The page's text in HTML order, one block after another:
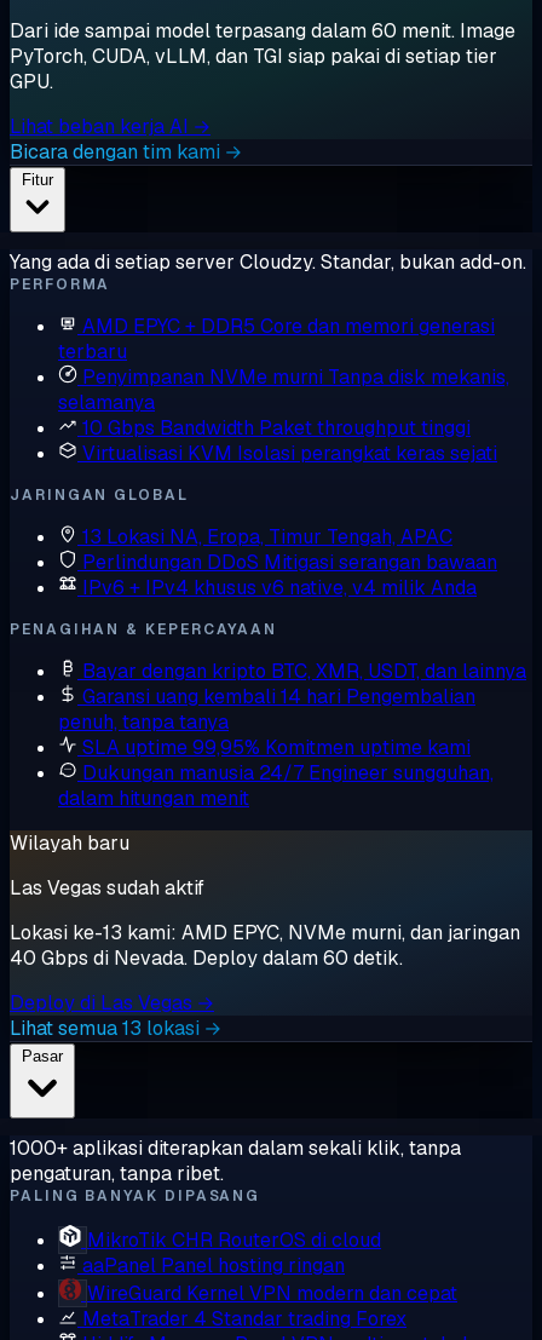
Dari ide sampai model terpasang dalam 60 menit. Image
PyTorch, CUDA, vLLM, dan TGI siap pakai di setiap tier
GPU.
Lihat beban kerja AI →
Bicara dengan tim kami →
Fitur
Yang ada di setiap server Cloudzy. Standar, bukan add-on.
PERFORMA
AMD EPYC + DDR5 Core dan memori generasi
terbaru
Penyimpanan NVMe murni Tanpa disk mekanis,
selamanya
10 Gbps Bandwidth Paket throughput tinggi
Virtualisasi KVM Isolasi perangkat keras sejati
JARINGAN GLOBAL
13 Lokasi NA, Eropa, Timur Tengah, APAC
Perlindungan DDoS Mitigasi serangan bawaan
IPv6 + IPv4 khusus v6 native, v4 milik Anda
PENAGIHAN & KEPERCAYAAN
Bayar dengan kripto BTC, XMR, USDT, dan lainnya
Garansi uang kembali 14 hari Pengembalian
penuh, tanpa tanya
SLA uptime 99,95% Komitmen uptime kami
Dukungan manusia 24/7 Engineer sungguhan,
dalam hitungan menit
Wilayah baru
Las Vegas sudah aktif
Lokasi ke-13 kami: AMD EPYC, NVMe murni, dan jaringan
40 Gbps di Nevada. Deploy dalam 60 detik.
Deploy di Las Vegas →
Lihat semua 13 lokasi →
Pasar
1000+ aplikasi diterapkan dalam sekali klik, tanpa
pengaturan, tanpa ribet.
PALING BANYAK DIPASANG
MikroTik CHR RouterOS di cloud
aaPanel Panel hosting ringan
WireGuard Kernel VPN modern dan cepat
MetaTrader 4 Standar trading Forex